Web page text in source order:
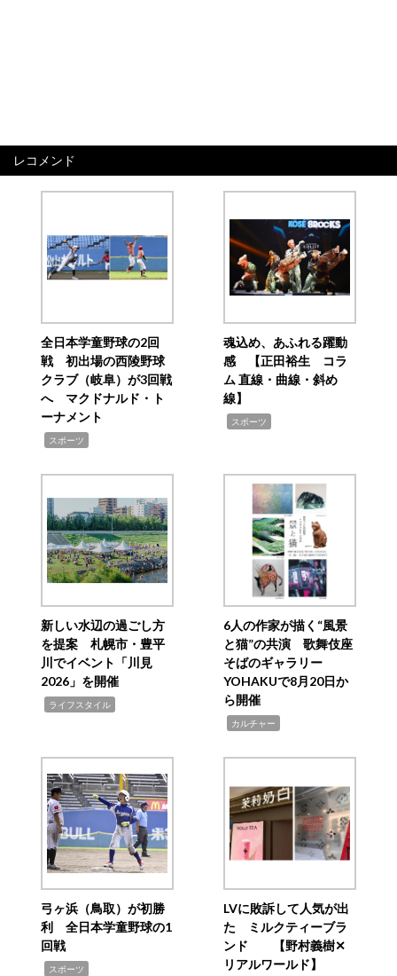
レコメンド
全日本学童野球の2回
戦 初出場の西陵野球
クラブ（岐阜）が3回戦
へ マクドナルド・ト
ーナメント
スポーツ
魂込め、あふれる躍動
感 【正田裕生 コラ
ム 直線・曲線・斜め
線】
スポーツ
新しい水辺の過ごし方
を提案 札幌市・豊平
川でイベント「川見
2026」を開催
ライフスタイル
6人の作家が描く“風景
と猫”の共演 歌舞伎座
そばのギャラリー
YOHAKUで8月20日か
ら開催
カルチャー
弓ヶ浜（鳥取）が初勝
利 全日本学童野球の1
回戦
スポーツ
LVに敗訴して人気が出
た ミルクティーブラ
ンド 【野村義樹✕
リアルワールド】